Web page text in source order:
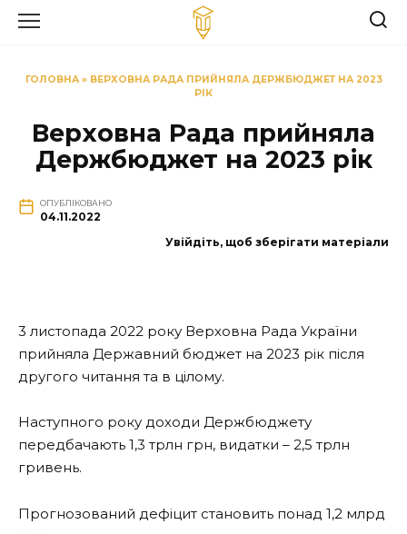
ГОЛОВНА» ВЕРХОВНА РАДА ПРИЙНЯЛА ДЕРЖБЮДЖЕТ НА 2023
РІК
Верховна Рада прийняла
Держбюджет на 2023 рік
ОПУБЛІКОВАНО
04.11.2022
Увійдіть, щоб зберігати матеріали
3 листопада 2022 року Верховна Рада України
прийняла Державний бюджет на 2023 рік після
другого читання та в цілому.
Наступного року доходи Держбюджету
передбачають 1,3 трлн грн, видатки – 2,5 трлн
гривень.
Прогнозований дефіцит становить понад 1,2 млрд